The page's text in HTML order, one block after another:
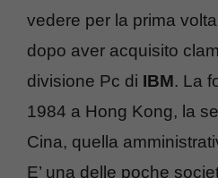
vedere per la prima
dopo aver acquisito
divisione Pc di IBM. La
1984 a Hong Kong, la
Cina, quella
E’ una delle poche